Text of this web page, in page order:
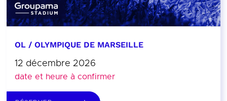
OL / OLYMPIQUE DE MARSEILLE
12 décembre 2026
date et heure à confirmer